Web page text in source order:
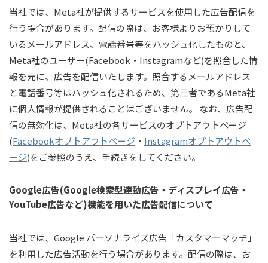
当社では、Meta社が提供するサービスを使用した広告配信を
行う場合があります。配信の際は、お客様よりお預かりして
いるメールアドレス、電話番号等をハッシュ化したものと、
Meta社のユーザー(Facebook・Instagramなど)を照合した情
報を元に、広告を配信いたします。照合するメールアドレス
と電話番号等はハッシュ化されるため、第三者であるMeta社
に個人情報が提供されることはございません。 なお、広告配
信の無効化は、Meta社の各サービスのオプトアウトページ
(Facebookオプトアウトページ ・ Instagramオプトアウトペ
ージ)をご参照のうえ、手続きをしてください。
Google広告(Google検索型連動広告・ディスプレイ広告・
YouTube広告など)機能を用いた広告配信について
当社では、Google パーソナライズ広告「カスタマーマッチ」
を利用した広告活動を行う場合があります。配信の際は、お